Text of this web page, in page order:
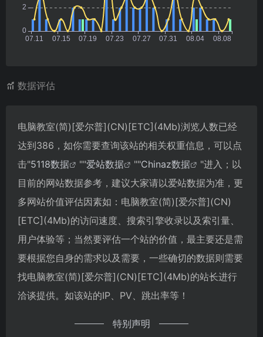
数据评估
电脑教室(简)[爱尔普](CN)[ETC](4Mb)浏览人数已经
达到386，如你需要查询该站的相关权重信息，可以点
击"5118数据 ""爱站数据 ""Chinaz数据
"进入；以
目前的网站数据参考，建议大家请以爱站数据为准，更
多网站价值评估因素如：电脑教室(简)[爱尔普](CN)
[ETC](4Mb)的访问速度、搜索引擎收录以及索引量、
用户体验等；当然要评估一个站的价值，最主要还是需
要根据您自身的需求以及需要，一些确切的数据则需要
找电脑教室(简)[爱尔普](CN)[ETC](4Mb)的站长进行
洽谈提供。如该站的IP、PV、跳出率等！
特别声明